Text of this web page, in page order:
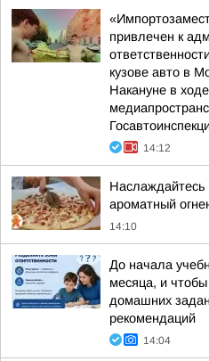
привлечен к
кузове авто в
Накануне в
14:12
ароматный
14:10
До начала
месяца, и
домашних
рекомендаций
14:04